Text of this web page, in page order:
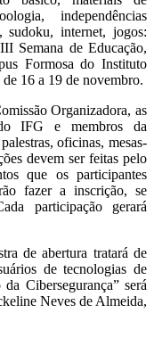
independências
sudoku, internet, jogos:
Semana de Educação,
Formosa do Instituto
16 a 19 de novembro.
Organizadora, as
IFG e membros da
oficinas, mesas-
devem ser feitas pelo
que os participantes
fazer a inscrição, se
participação gerará
de abertura tratará de
de tecnologias de
Cibersegurança” será
Neves de Almeida,